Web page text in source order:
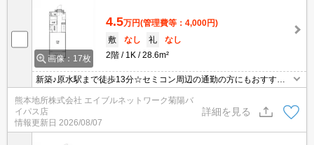
画像：17枚
4.5万円(管理費等：4,000円)
敷
なし 礼
なし
2階
1K 28.6m²
新築♪原水駅まで徒歩13分☆セミコン周辺の通勤の方にもおすすめ
です！！インターネット無料☆オートロック☆防犯カメラ☆浴室乾
燥機☆システムキッチン☆
熊本地所株式会社 エイブルネットワーク菊陽バ
イパス店
情報更新日 2026/08/07
詳細を見る